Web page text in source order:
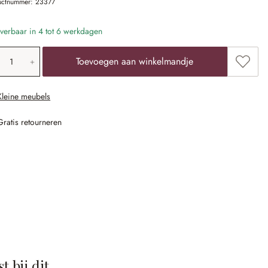
in 4 tot 6 werkdagen
voer de gewenste
Toevoegen aan winkelmandje
meubels
retourneren